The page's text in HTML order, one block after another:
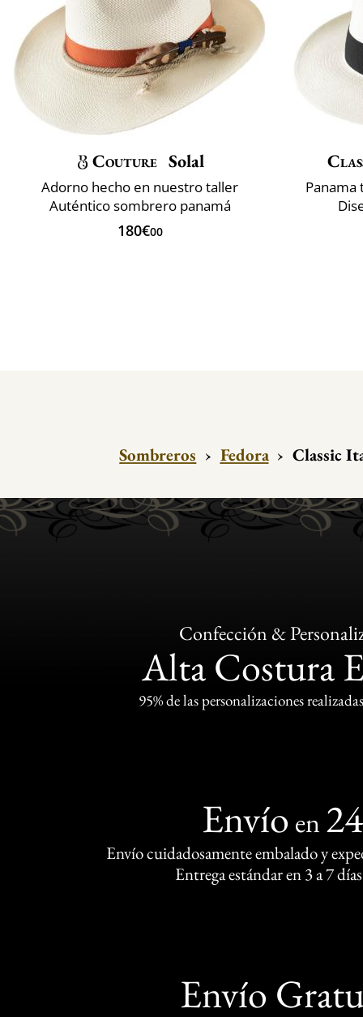
Couture Solal
Adorno hecho en nuestro taller
Auténtico sombrero panamá
180€00
Panama
Sombreros › Fedora › Classic
Confección &
Alta Costura
95% de las personalizaciones
Envío en
Envío cuidadosamente embalado y
Entrega estándar en 3 a 7
Envío